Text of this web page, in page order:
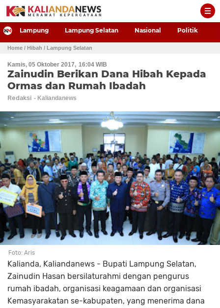
-->
Lampung Lampung Selatan Nasional Politik
Home / Hibah / Lampung Selatan
Kamis, 05 Oktober 2017 16:04 WIB
Zainudin Berikan Dana Hibah Kepada
Ormas dan Rumah Ibadah
Redaksi
Foto: Aris
Kalianda, Kaliandanews - Bupati Lampung Selatan,
Zainudin Hasan bersilaturahmi dengan pengurus
rumah ibadah, organisasi keagamaan dan organisasi
Kemasyarakatan se-kabupaten, yang menerima dana